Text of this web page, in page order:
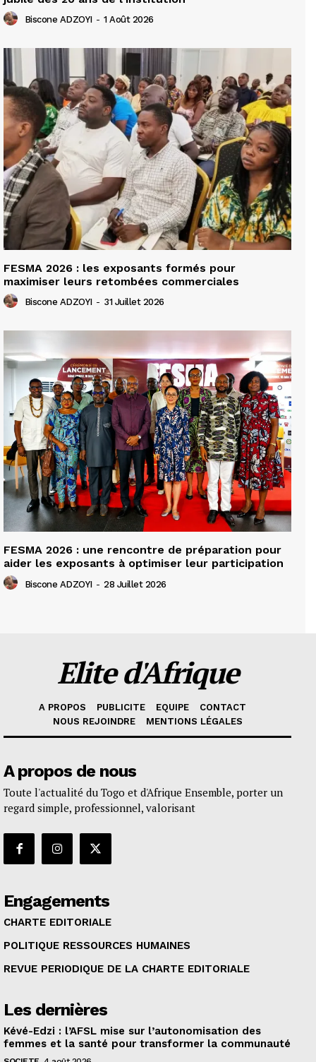
Biscone ADZOYI - 1 Août 2026
FESMA 2026 : les exposants formés pour
maximiser leurs retombées commerciales
Biscone ADZOYI - 31 Juillet 2026
FESMA 2026 : une rencontre de préparation pour
aider les exposants à optimiser leur participation
Biscone ADZOYI - 28 Juillet 2026
Elite d'Afrique
A PROPOS PUBLICITE EQUIPE
CONTACT
NOUS REJOINDRE
MENTIONS LÉGALES
A propos de nous
Toute l'actualité du Togo et d'Afrique Ensemble, porter un
regard simple, professionnel, valorisant
Engagements
CHARTE EDITORIALE
POLITIQUE RESSOURCES HUMAINES
REVUE PERIODIQUE DE LA CHARTE EDITORIALE
Les dernières
Kévé-Edzi : l’AFSL mise sur l’autonomisation des
femmes et la santé pour transformer la communauté